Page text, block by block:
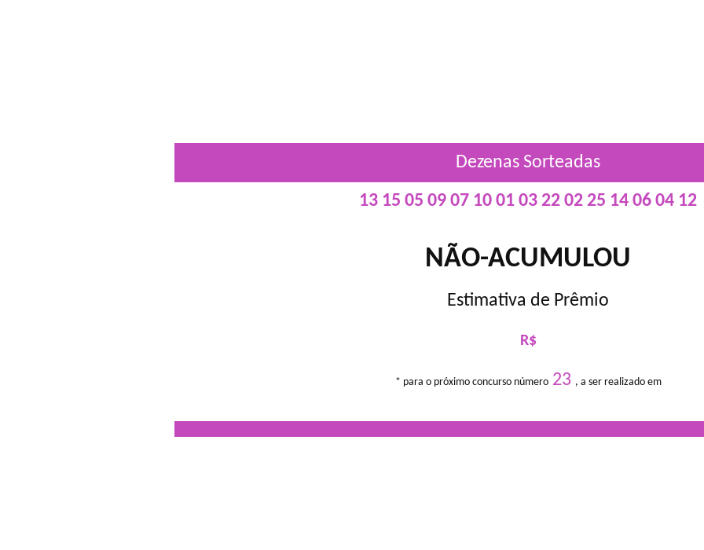
Dezenas Sorteadas
13 15 05 09 07 10 01 03 22 02 25 14 06 04 12
NÃO-ACUMULOU
Estimativa de Prêmio
R$
* para o próximo concurso número23 , a ser realizado em